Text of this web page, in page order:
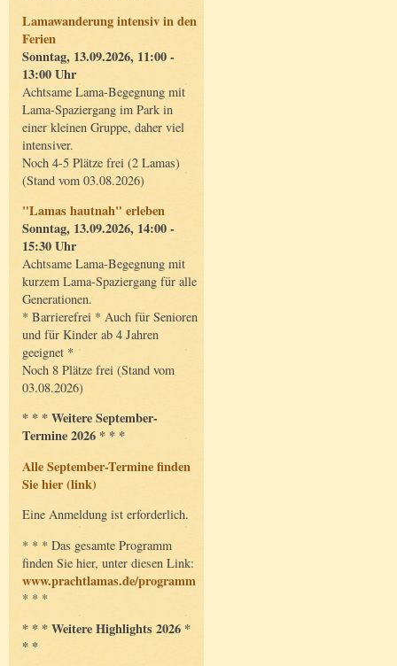
Lamawanderung intensiv in den
Ferien
Sonntag, 13.09.2026, 11:00 -
13:00 Uhr
Achtsame Lama-Begegnung mit
Lama-Spaziergang im Park in
einer kleinen Gruppe, daher viel
intensiver.
Noch 4-5 Plätze frei (2 Lamas)
(Stand vom 03.08.2026)
"Lamas hautnah" erleben
Sonntag, 13.09.2026, 14:00 -
15:30 Uhr
Achtsame Lama-Begegnung mit
kurzem Lama-Spaziergang für alle
Generationen.
* Barrierefrei * Auch für Senioren
und für Kinder ab 4 Jahren
geeignet *
Noch 8 Plätze frei (Stand vom
03.08.2026)
* * * Weitere September-
Termine 2026 * * *
Alle September-Termine finden
Sie hier (link)
Eine Anmeldung ist erforderlich.
* * * Das gesamte Programm
finden Sie hier, unter diesen Link:
www.prachtlamas.de/programm
* * *
* * * Weitere Highlights 2026 *
* *